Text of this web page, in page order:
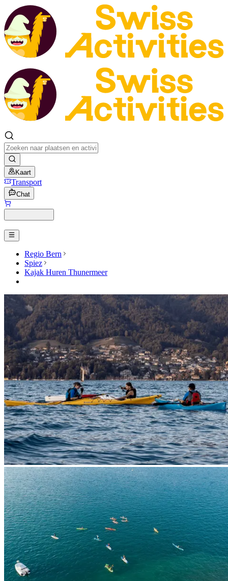
Kaart
Transport
Chat
Regio Bern
Spiez
Kajak Huren Thunermeer